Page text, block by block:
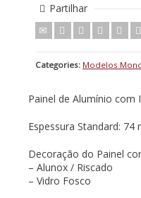
Partilhar
Categories: Modelos
Painel de Alumínio com
Espessura Standard: 74
Decoração do Painel
– Alunox / Riscado
– Vidro Fosco